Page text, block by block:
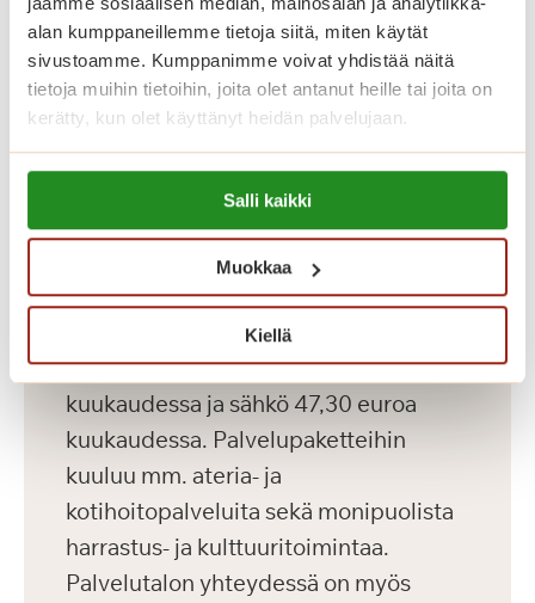
alan kumppaneillemme tietoja siitä, miten käytät
sivustoamme. Kumppanimme voivat yhdistää näitä
tietoja muihin tietoihin, joita olet antanut heille tai joita on
kerätty, kun olet käyttänyt heidän palvelujaan.
Lue lisää evästeistä:
https://sagacare.fi/evasteet/
Salli kaikki
Muokkaa
Kiellä
Katso vapaat senioriasunnot
Saga Salpalinnassa asumisen
kuukausikulut koostuvat
asumiskuluista sekä yksilöllisestä
palvelupaketista. Asuntojen
asumiskuluun sisältyy asunnon vuokra
sekä yhteisten tilojen käyttö.
Vesimaksu on 23,10 euroa henkilöltä
kuukaudessa ja sähkö 47,30 euroa
kuukaudessa. Palvelupaketteihin
kuuluu mm. ateria- ja
kotihoitopalveluita sekä monipuolista
harrastus- ja kulttuuritoimintaa.
Palvelutalon yhteydessä on myös